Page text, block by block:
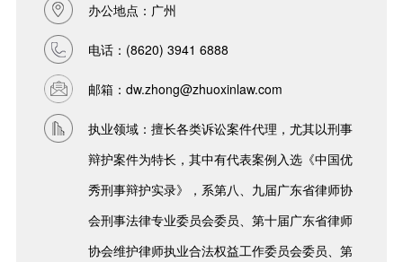
办公地点：广州
电话： (8620) 3941 6888
邮箱： dw.zhong@zhuoxinlaw.com
执业领域：擅长各类诉讼案件代理，尤其以刑事
辩护案件为特长，其中有代表案例入选《中国优
秀刑事辩护实录》，系第八、九届广东省律师协
会刑事法律专业委员会委员、第十届广东省律师
协会维护律师执业合法权益工作委员会委员、第